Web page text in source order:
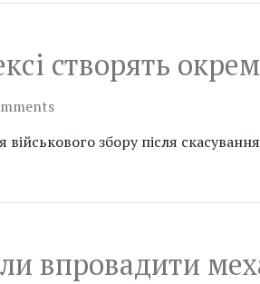
створять
збору після
впровадити